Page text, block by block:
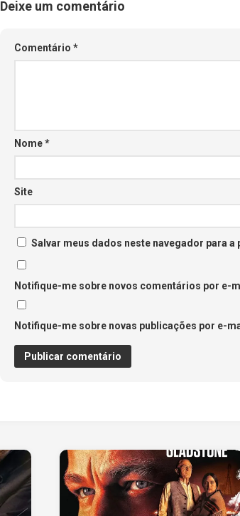
Deixe um comentário
Comentário *
Nome*
Site
Salvar meus dados neste navegador para a
Notifique-me sobre novos comentários por e-
Notifique-me sobre novas publicações por e-